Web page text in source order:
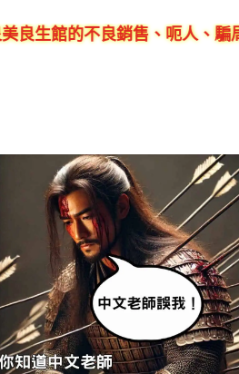
的不良銷售、呃人、騙局、黑店